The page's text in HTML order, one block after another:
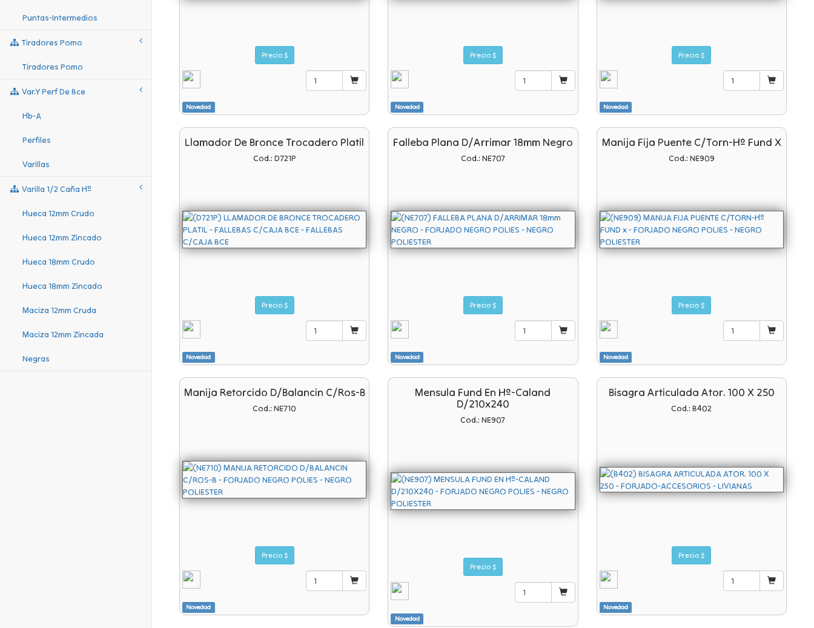
Puntas-Intermedios
Tiradores Pomo
Tiradores Pomo
Var.y Perf De Bce
Hb-A
Perfiles
Varillas
Varilla 1/2 Caña Hº
Hueca 12mm Crudo
Hueca 12mm Zincado
Hueca 18mm Crudo
Hueca 18mm Zincado
Maciza 12mm Cruda
Maciza 12mm Zincada
Negras
Precio $
Novedad
Precio $
Novedad
Precio $
Novedad
Llamador De Bronce Trocadero Platil
Cod.: D721P
Precio $
Novedad
Falleba Plana D/arrimar 18mm Negro
Cod.: NE707
Precio $
Novedad
Manija Fija Puente C/torn-Hº Fund X
Cod.: NE909
Precio $
Novedad
Manija Retorcido D/balancin C/ros-B
Cod.: NE710
Precio $
Novedad
Mensula Fund En Hº-Caland
D/210x240
Cod.: NE907
Precio $
Novedad
Bisagra Articulada Ator. 100 X 250
Cod.: B402
Precio $
Novedad